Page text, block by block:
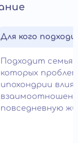
Для кого
Подходит
которых
ипохондрии
повседневную